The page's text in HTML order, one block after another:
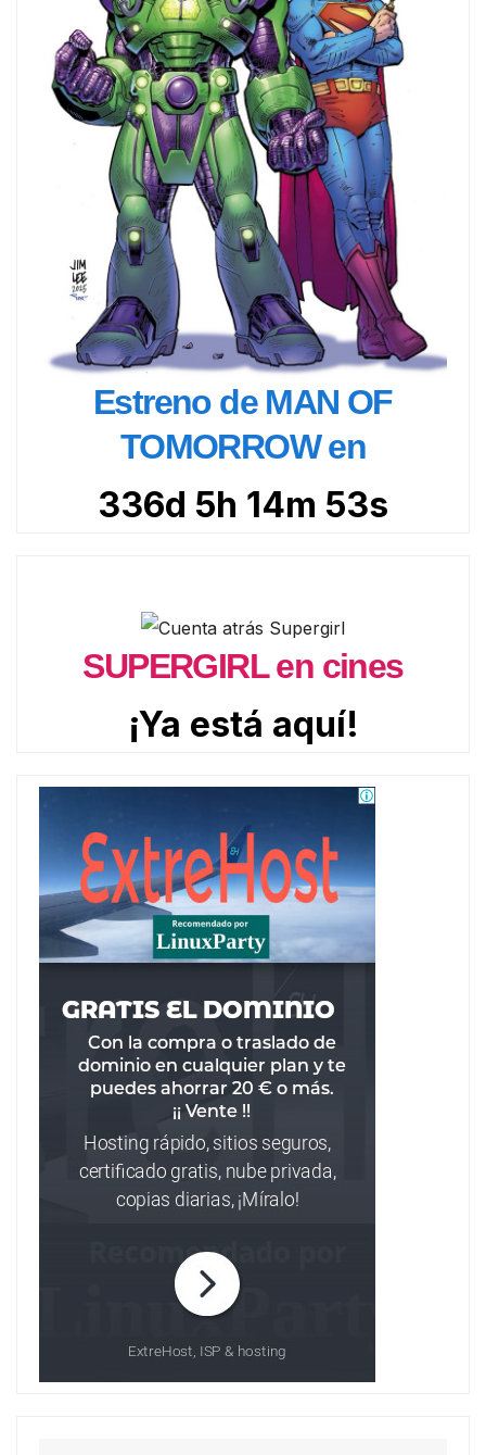
Estreno de MAN OF
TOMORROW en
336d 5h 14m 52s
SUPERGIRL en cines
¡Ya está aquí!